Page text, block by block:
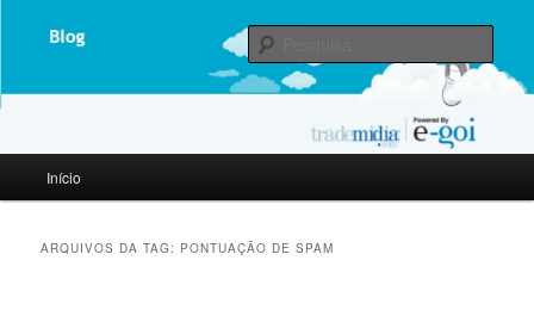
Trade Mídia powered by E-goi |
Blog
principal
Pular
Pular
Início
ARQUIVOS DA TAG: PONTUAÇÃO DE SPAM